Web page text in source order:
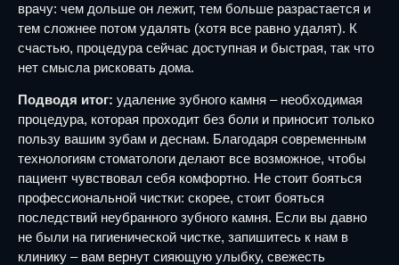
врачу: чем дольше он лежит, тем больше разрастается и
тем сложнее потом удалять (хотя все равно удалят). К
счастью, процедура сейчас доступная и быстрая, так что
нет смысла рисковать дома.
Подводя итог: удаление зубного камня – необходимая
процедура, которая проходит без боли и приносит только
пользу вашим зубам и деснам. Благодаря современным
технологиям стоматологи делают все возможное, чтобы
пациент чувствовал себя комфортно. Не стоит бояться
профессиональной чистки: скорее, стоит бояться
последствий неубранного зубного камня. Если вы давно
не были на гигиенической чистке, запишитесь к нам в
клинику – вам вернут сияющую улыбку, свежесть